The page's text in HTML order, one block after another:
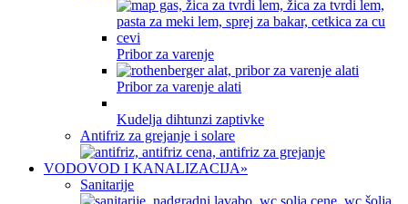
Pribor za varenje
Pribor za varenje alati
Kudelja dihtunzi zaptivke
Antifriz za grejanje i solare
VODOVOD I KANALIZACIJA»
Sanitarije